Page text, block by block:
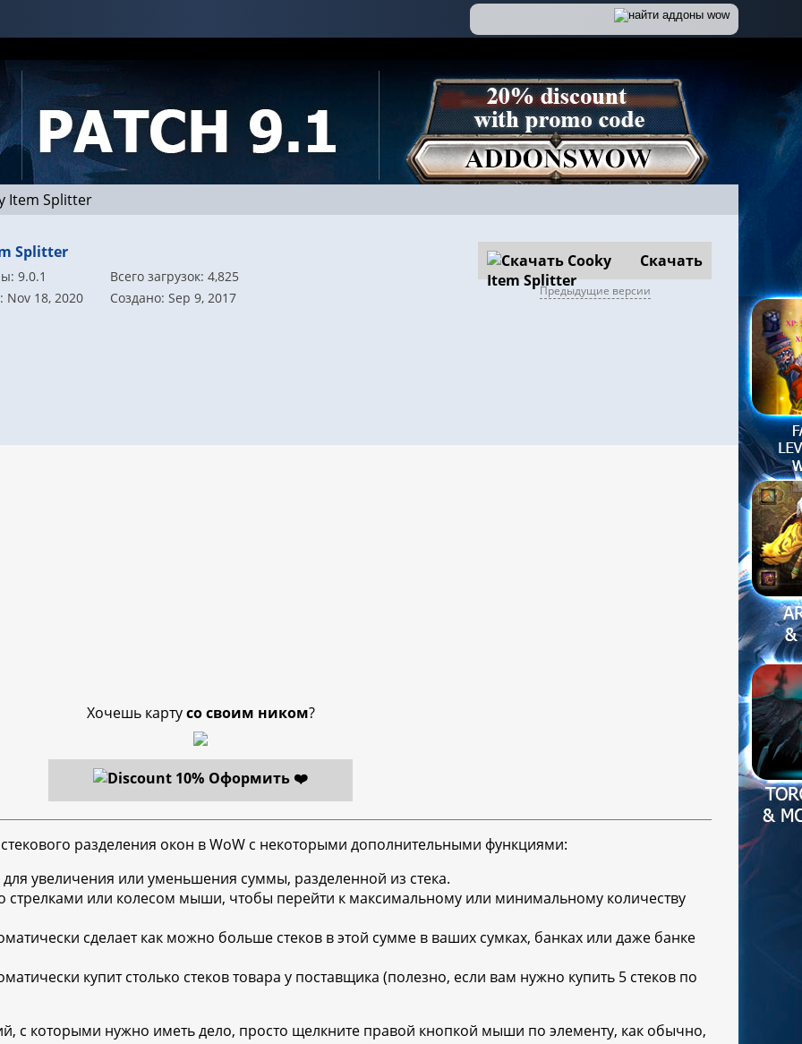
Item Splitter
Splitter
9.0.1
Всего загрузок: 4,825
Nov 18, 2020
Создано: Sep 9, 2017
Скачать
Предыдущие версии
Хочешь картусо своим ником?
Оформить ❤️
разделения окон в WoW с некоторыми дополнительными функциями:
увеличения или уменьшения суммы, разделенной из стека.
стрелками или колесом мыши, чтобы перейти к максимальному или минимальному количеству
сделает как можно больше стеков в этой сумме в ваших сумках, банках или даже банке
купит столько стеков товара у поставщика (полезно, если вам нужно купить 5 стеков по
с которыми нужно иметь дело, просто щелкните правой кнопкой мыши по элементу, как обычно,